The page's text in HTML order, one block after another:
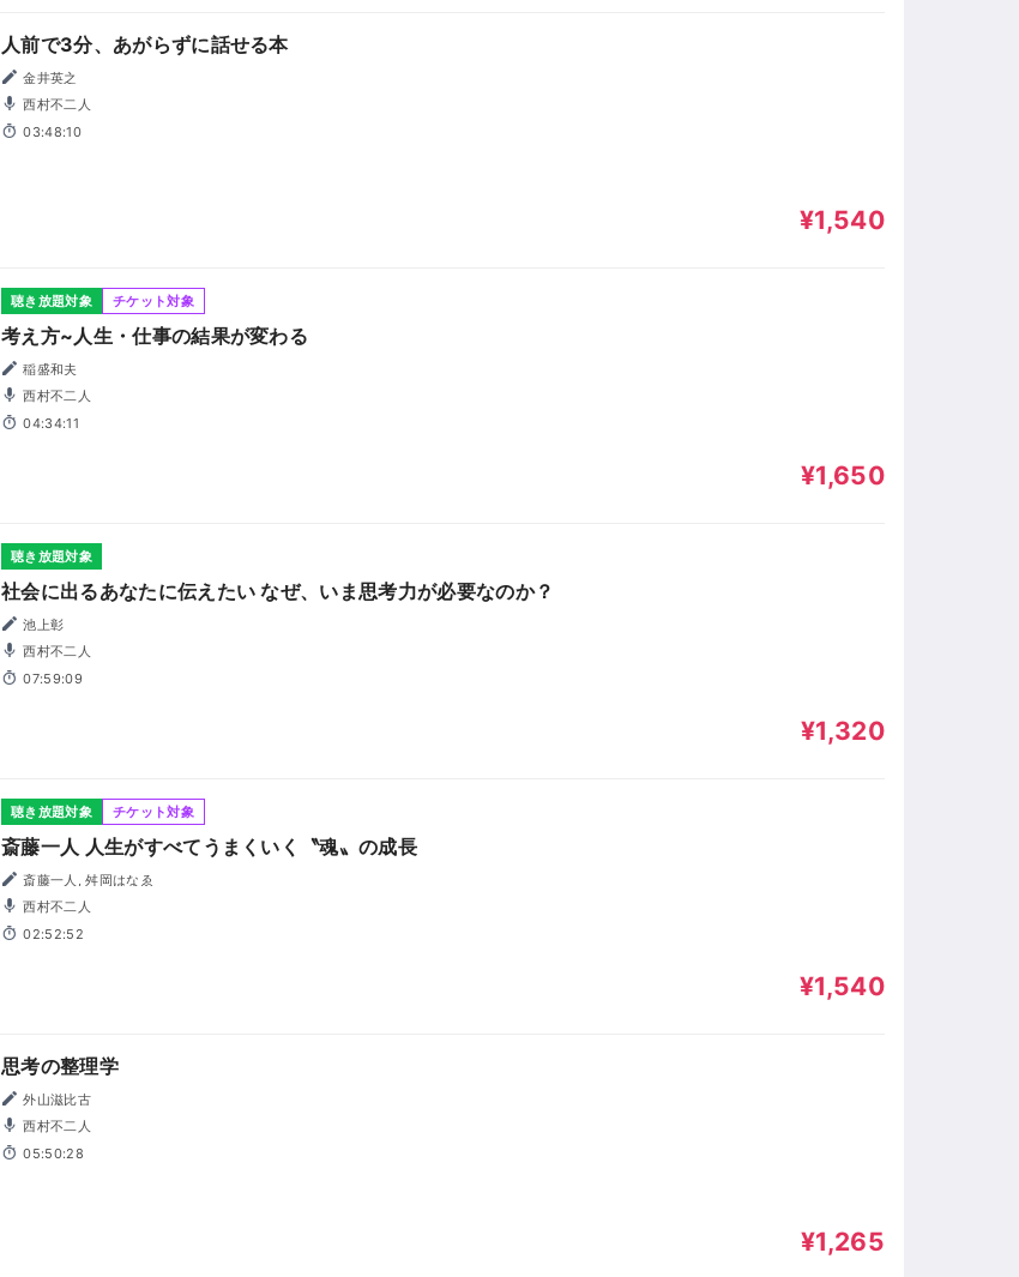
人前で3分、あがらずに話せる本
金井英之
西村不二人
03:48:10
¥1,540
聴き放題対象 チケット対象
考え方~人生・仕事の結果が変わる
稲盛和夫
西村不二人
04:34:11
¥1,650
聴き放題対象
社会に出るあなたに伝えたい なぜ、いま思考力が必要なのか？
池上彰
西村不二人
07:59:09
¥1,320
聴き放題対象 チケット対象
斎藤一人 人生がすべてうまくいく〝魂〟の成長
斎藤一人, 舛岡はなゑ
西村不二人
02:52:52
¥1,540
思考の整理学
外山滋比古
西村不二人
05:50:28
¥1,265